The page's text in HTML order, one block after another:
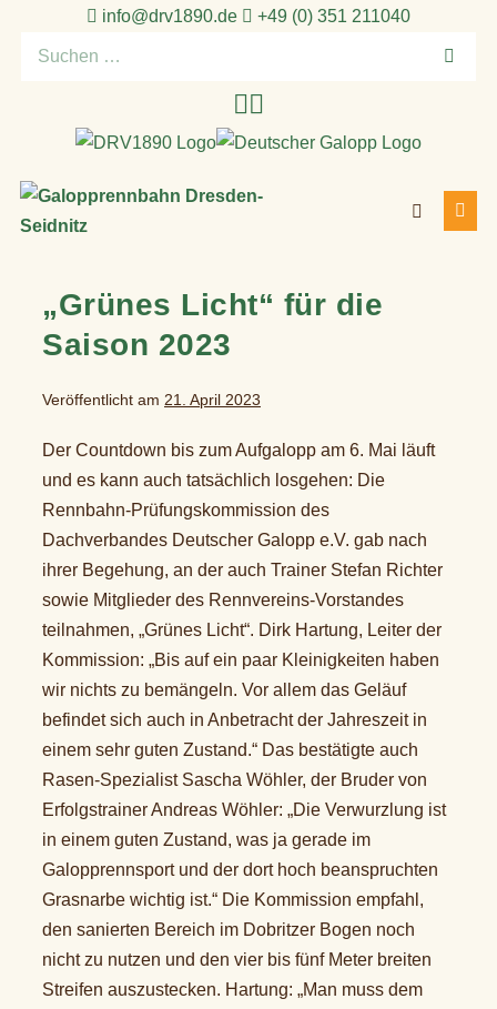
info@drv1890.de​
+49 (0) 351 211040
Suchen
Suche-
„Grünes Licht“ für die
Saison 2023
Veröffentlicht am 21. April 2023
Der Countdown bis zum Aufgalopp am 6. Mai läuft
und es kann auch tatsächlich losgehen: Die
Rennbahn-Prüfungskommission des
Dachverbandes Deutscher Galopp e.V. gab nach
ihrer Begehung, an der auch Trainer Stefan Richter
sowie Mitglieder des Rennvereins-Vorstandes
teilnahmen, „Grünes Licht“. Dirk Hartung, Leiter der
Kommission: „Bis auf ein paar Kleinigkeiten haben
wir nichts zu bemängeln. Vor allem das Geläuf
befindet sich auch in Anbetracht der Jahreszeit in
einem sehr guten Zustand.“ Das bestätigte auch
Rasen-Spezialist Sascha Wöhler, der Bruder von
Erfolgstrainer Andreas Wöhler: „Die Verwurzlung ist
in einem guten Zustand, was ja gerade im
Galopprennsport und der dort hoch beanspruchten
Grasnarbe wichtig ist.“ Die Kommission empfahl,
den sanierten Bereich im Dobritzer Bogen noch
nicht zu nutzen und den vier bis fünf Meter breiten
Streifen auszustecken. Hartung: „Man muss dem